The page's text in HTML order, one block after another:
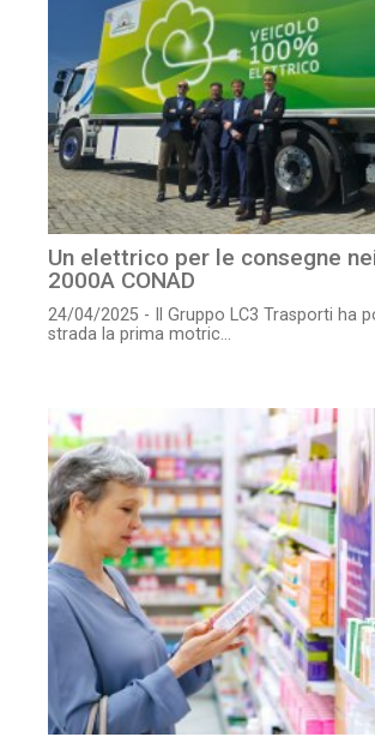
Un elettrico per le consegne
2000A CONAD
24/04/2025 - Il Gruppo LC3 Trasporti ha
strada la prima motric...